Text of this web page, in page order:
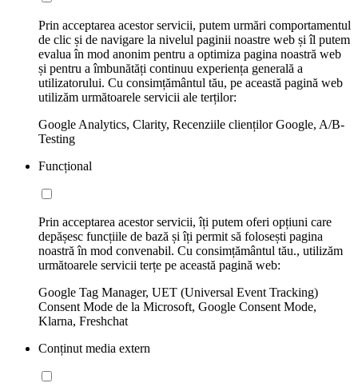
Prin acceptarea acestor servicii, putem urmări comportamentul
de clic și de navigare la nivelul paginii noastre web și îl putem
evalua în mod anonim pentru a optimiza pagina noastră web
și pentru a îmbunătăți continuu experiența generală a
utilizatorului. Cu consimțământul tău, pe această pagină web
utilizăm următoarele servicii ale terților:
Google Analytics, Clarity, Recenziile clienților Google, A/B-
Testing
Funcțional
Prin acceptarea acestor servicii, îți putem oferi opțiuni care
depășesc funcțiile de bază și îți permit să folosești pagina
noastră în mod convenabil. Cu consimțământul tău., utilizăm
următoarele servicii terțe pe această pagină web:
Google Tag Manager, UET (Universal Event Tracking)
Consent Mode de la Microsoft, Google Consent Mode,
Klarna, Freshchat
Conținut media extern